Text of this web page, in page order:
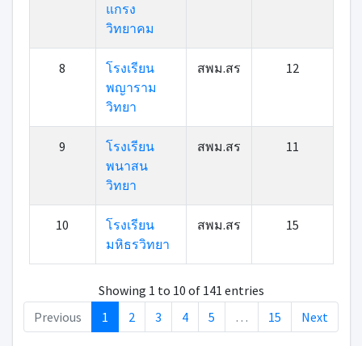
แกรง
วิทยาคม
8
โรงเรียน
พญาราม
วิทยา
สพม.สร 12
9
โรงเรียน
พนาสน
วิทยา
สพม.สร 11
10
โรงเรียน
มหิธรวิทยา
สพม.สร 15
Showing 1 to 10 of 141 entries
Previous
1 2 3 4 5 … 15 Next